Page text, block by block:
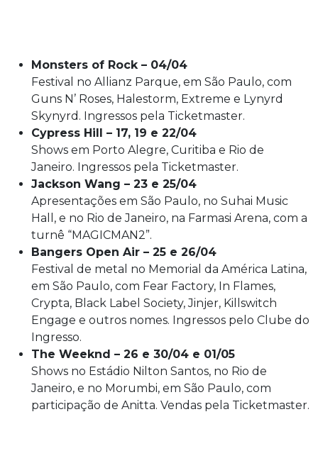
Monsters of Rock – 04/04
Festival no Allianz Parque, em São Paulo, com
Guns N’ Roses, Halestorm, Extreme e Lynyrd
Skynyrd. Ingressos pela Ticketmaster.
Cypress Hill – 17, 19 e 22/04
Shows em Porto Alegre, Curitiba e Rio de
Janeiro. Ingressos pela Ticketmaster.
Jackson Wang – 23 e 25/04
Apresentações em São Paulo, no Suhai Music
Hall, e no Rio de Janeiro, na Farmasi Arena, com a
turnê “MAGICMAN2”.
Bangers Open Air – 25 e 26/04
Festival de metal no Memorial da América Latina,
em São Paulo, com Fear Factory, In Flames,
Crypta, Black Label Society, Jinjer, Killswitch
Engage e outros nomes. Ingressos pelo Clube do
Ingresso.
The Weeknd – 26 e 30/04 e 01/05
Shows no Estádio Nilton Santos, no Rio de
Janeiro, e no Morumbi, em São Paulo, com
participação de Anitta. Vendas pela Ticketmaster.